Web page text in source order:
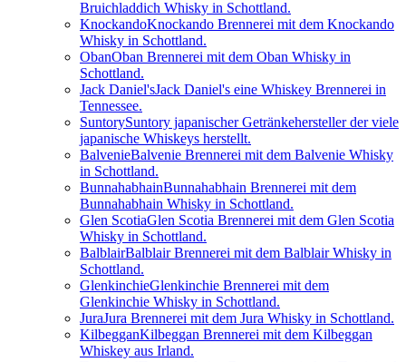
Bruichladdich Whisky in Schottland.
KnockandoKnockando Brennerei mit dem Knockando
Whisky in Schottland.
ObanOban Brennerei mit dem Oban Whisky in
Schottland.
Jack Daniel'sJack Daniel's eine Whiskey Brennerei in
Tennessee.
SuntorySuntory japanischer Getränkehersteller der viele
japanische Whiskeys herstellt.
BalvenieBalvenie Brennerei mit dem Balvenie Whisky
in Schottland.
BunnahabhainBunnahabhain Brennerei mit dem
Bunnahabhain Whisky in Schottland.
Glen ScotiaGlen Scotia Brennerei mit dem Glen Scotia
Whisky in Schottland.
BalblairBalblair Brennerei mit dem Balblair Whisky in
Schottland.
GlenkinchieGlenkinchie Brennerei mit dem
Glenkinchie Whisky in Schottland.
JuraJura Brennerei mit dem Jura Whisky in Schottland.
KilbegganKilbeggan Brennerei mit dem Kilbeggan
Whiskey aus Irland.